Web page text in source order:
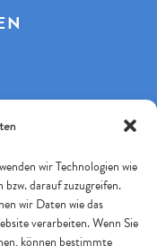
wir Technologien wie
darauf zuzugreifen.
wir Daten wie das
verarbeiten. Wenn Sie
können bestimmte